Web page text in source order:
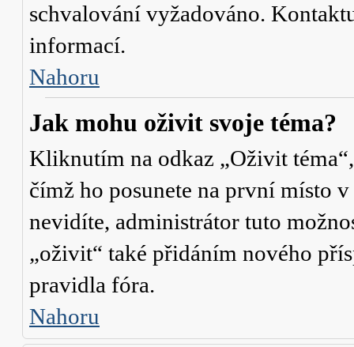
schvalování vyžadováno.
informací.
Nahoru
Jak mohu oživit svoje téma?
Kliknutím na odkaz „Oživit
čímž ho posunete na první místo
nevidíte, administrátor tuto
„oživit“ také přidáním nového
pravidla fóra.
Nahoru